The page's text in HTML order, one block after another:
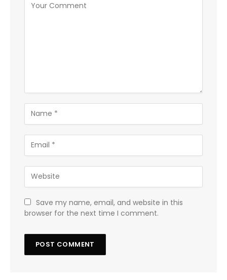
Save my name, email, and website in this
browser for the next time I comment.